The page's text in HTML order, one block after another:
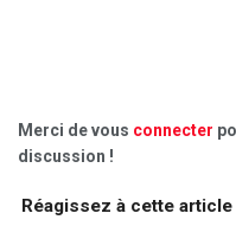
Merci de vous connecter
discussion !
Réagissez à cette